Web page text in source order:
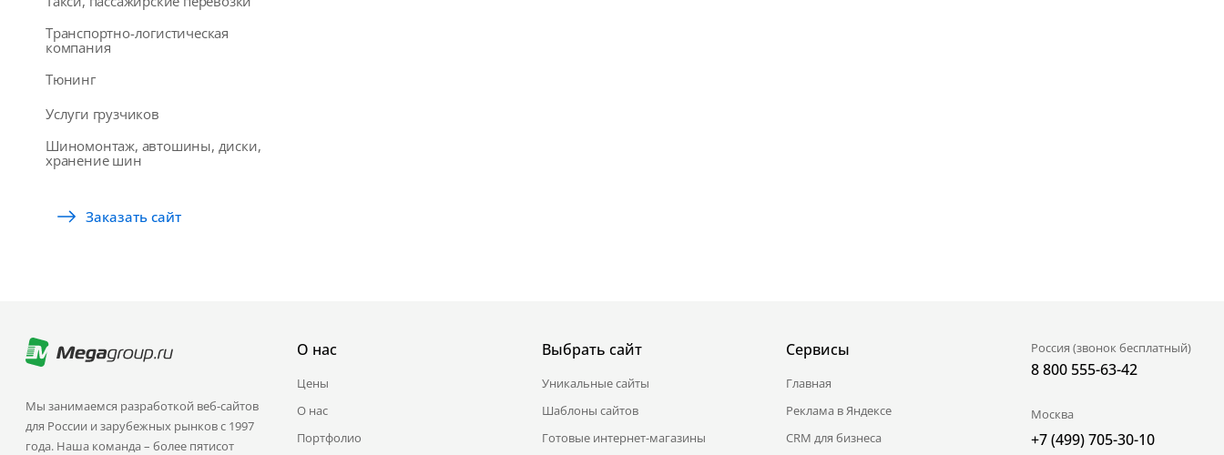
Транспортно-логистическая
компания
Тюнинг
Услуги грузчиков
Шиномонтаж, автошины, диски,
хранение шин
Заказать сайт
Мы занимаемся разработкой веб-сайтов
для России и зарубежных рынков с 1997
года. Наша команда – более пятисот
О нас
Цены
О нас
Портфолио
Выбрать сайт
Уникальные сайты
Шаблоны сайтов
Готовые интернет-магазины
Сервисы
Главная
Реклама в Яндексе
CRM для бизнеса
Россия (звонок бесплатный)
8 800 555-63-42
Москва
+7 (499) 705-30-10